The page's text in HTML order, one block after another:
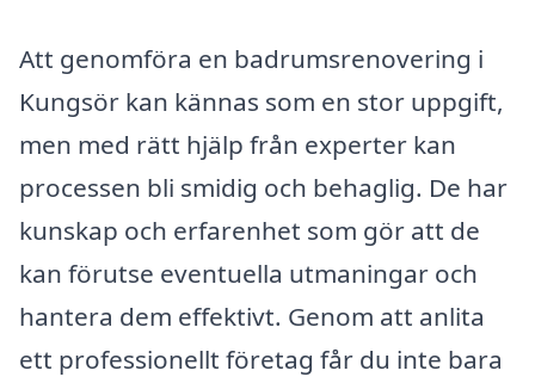
Att genomföra en badrumsrenovering i
Kungsör kan kännas som en stor uppgift,
men med rätt hjälp från experter kan
processen bli smidig och behaglig. De har
kunskap och erfarenhet som gör att de
kan förutse eventuella utmaningar och
hantera dem effektivt. Genom att anlita
ett professionellt företag får du inte bara